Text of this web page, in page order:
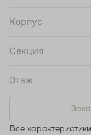
Корпус
Секция
Этаж
Все характеристики